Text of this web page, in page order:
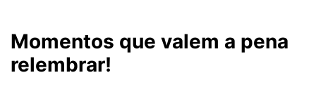
Momentos que valem a pena
relembrar!